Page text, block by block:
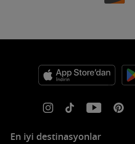
En iyi destinasyonlar